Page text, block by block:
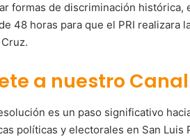
formas de discriminación histórica,
48 horas para que el PRI realizara
a nuestro
es un paso significativo
políticas y electorales en San